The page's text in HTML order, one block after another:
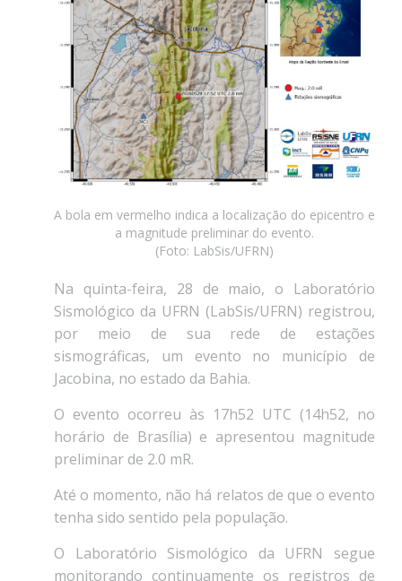
A bola em vermelho indica a localização do epicentro e
a magnitude preliminar do evento.
(Foto: LabSis/UFRN)
Na quinta-feira, 28 de maio, o Laboratório
Sismológico da UFRN (LabSis/UFRN) registrou,
por meio de sua rede de estações
sismográficas, um evento no município de
Jacobina, no estado da Bahia.
O evento ocorreu às 17h52 UTC (14h52, no
horário de Brasília) e apresentou magnitude
preliminar de 2.0 mR.
Até o momento, não há relatos de que o evento
tenha sido sentido pela população.
O Laboratório Sismológico da UFRN segue
monitorando continuamente os registros de